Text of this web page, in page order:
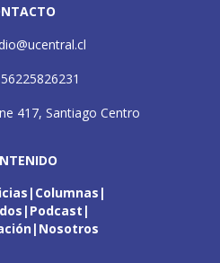
417, Santiago Centro
Columnas
Podcast
Nosotros